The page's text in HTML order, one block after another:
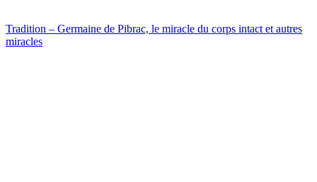
Tradition – Germaine de Pibrac, le miracle du corps intact et autres
miracles